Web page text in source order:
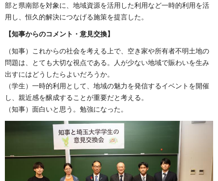
部と県南部を対象に、地域資源を活用した利用など一時的利用を活
用し、恒久的解決につなげる施策を提言した。
【知事からのコメント・意見交換】
（知事）これからの社会を考える上で、空き家や所有者不明土地の
問題は、とても大切な視点である。人が少ない地域で賑わいを生み
出すにはどうしたらよいだろうか。
（学生）一時的利用として、地域の魅力を発信するイベントを開催
し、親近感を醸成することが重要だと考える。
（知事）面白いと思う。勉強になった。